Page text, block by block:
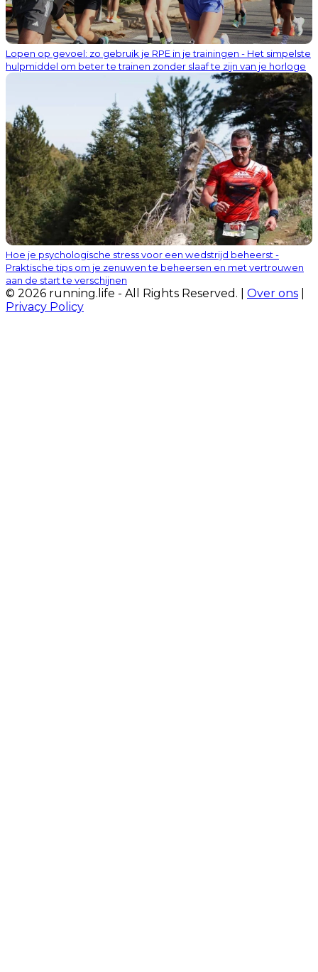
Lopen op gevoel: zo gebruik je RPE in je trainingen - Het simpelste
hulpmiddel om beter te trainen zonder slaaf te zijn van je horloge
Hoe je psychologische stress voor een wedstrijd beheerst -
Praktische tips om je zenuwen te beheersen en met vertrouwen
aan de start te verschijnen
© 2026 running.life - All Rights Reserved. | Over ons
Privacy Policy